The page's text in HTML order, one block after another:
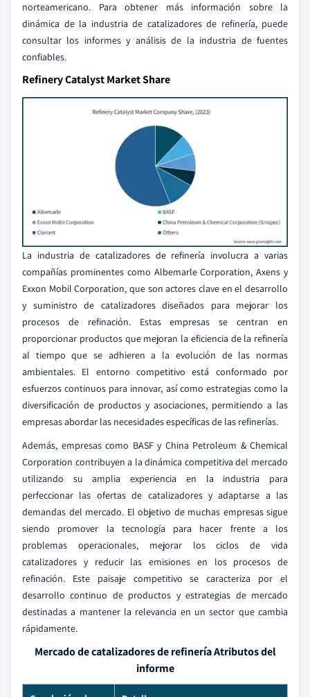
norteamericano. Para obtener más información sobre la
dinámica de la industria de catalizadores de refinería, puede
consultar los informes y análisis de la industria de fuentes
confiables.
Refinery Catalyst Market Share
La industria de catalizadores de refinería involucra a varias
compañías prominentes como Albemarle Corporation, Axens y
Exxon Mobil Corporation, que son actores clave en el desarrollo
y suministro de catalizadores diseñados para mejorar los
procesos de refinación. Estas empresas se centran en
proporcionar productos que mejoran la eficiencia de la refinería
al tiempo que se adhieren a la evolución de las normas
ambientales. El entorno competitivo está conformado por
esfuerzos continuos para innovar, así como estrategias como la
diversificación de productos y asociaciones, permitiendo a las
empresas abordar las necesidades específicas de las refinerías.
Además, empresas como BASF y China Petroleum & Chemical
Corporation contribuyen a la dinámica competitiva del mercado
utilizando su amplia experiencia en la industria para
perfeccionar las ofertas de catalizadores y adaptarse a las
demandas del mercado. El objetivo de muchas empresas sigue
siendo promover la tecnología para hacer frente a los
problemas operacionales, mejorar los ciclos de vida
catalizadores y reducir las emisiones en los procesos de
refinación. Este paisaje competitivo se caracteriza por el
desarrollo continuo de productos y estrategias de mercado
destinadas a mantener la relevancia en un sector que cambia
rápidamente.
Mercado de catalizadores de refinería Atributos del
informe